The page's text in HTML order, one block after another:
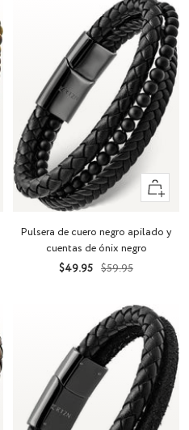
Vista
rápida
Pulsera de cuero negro apilado y
cuentas de ónix negro
Precio
$49.95 Precio
$59.95